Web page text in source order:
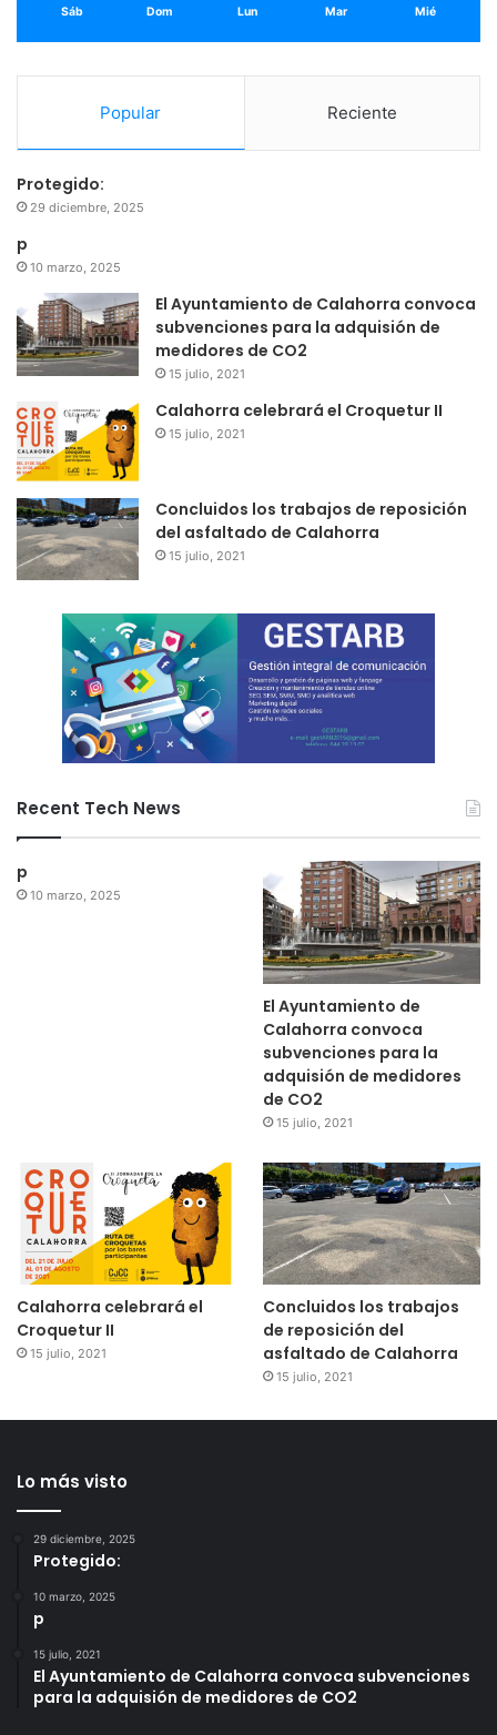
Sáb Dom Lun Mar Mié
Popular Reciente
Protegido:
29 diciembre, 2025
p
10 marzo, 2025
El Ayuntamiento de Calahorra convoca
subvenciones para la adquisión de
medidores de CO2
15 julio, 2021
Calahorra celebrará el Croquetur II
15 julio, 2021
Concluidos los trabajos de reposición
del asfaltado de Calahorra
15 julio, 2021
Recent Tech News
p
10 marzo, 2025
El Ayuntamiento de
Calahorra convoca
subvenciones para la
adquisión de medidores
de CO2
15 julio, 2021
Calahorra celebrará el
Croquetur II
15 julio, 2021
Concluidos los trabajos
de reposición del
asfaltado de Calahorra
15 julio, 2021
Lo más visto
29 diciembre, 2025
Protegido:
10 marzo, 2025
p
15 julio, 2021
El Ayuntamiento de Calahorra convoca subvenciones
para la adquisión de medidores de CO2